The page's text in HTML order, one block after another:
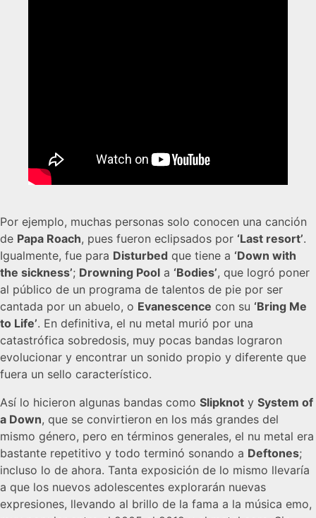
Por ejemplo, muchas personas solo conocen una canción
de Papa Roach, pues fueron eclipsados por ‘Last resort’.
Igualmente, fue para Disturbed que tiene a ‘Down with
the sickness’; Drowning Pool a ‘Bodies’, que logró poner
al público de un programa de talentos de pie por ser
cantada por un abuelo, o Evanescence con su ‘Bring Me
to Life’. En definitiva, el nu metal murió por una
catastrófica sobredosis, muy pocas bandas lograron
evolucionar y encontrar un sonido propio y diferente que
fuera un sello característico.
Así lo hicieron algunas bandas como Slipknot y System of
a Down, que se convirtieron en los más grandes del
mismo género, pero en términos generales, el nu metal era
bastante repetitivo y todo terminó sonando a Deftones;
incluso lo de ahora. Tanta exposición de lo mismo llevaría
a que los nuevos adolescentes explorarán nuevas
expresiones, llevando al brillo de la fama a la música emo,